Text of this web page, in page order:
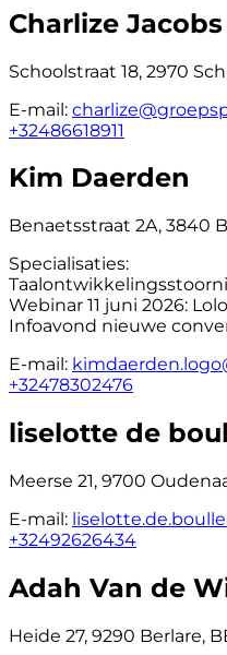
Charlize Jacobs
Schoolstraat 18, 2970
E-mail:
+32486618911
Kim Daerden
Benaetsstraat 2A, 3840
Specialisaties:
Webinar 11 juni 2026:
Infoavond nieuwe
E-mail:
+32478302476
liselotte de
Meerse 21, 9700
E-mail:
+32492626434
Adah Van de
Heide 27, 9290 Berlare,